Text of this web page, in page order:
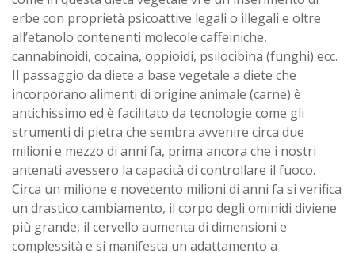
erbe con proprietà psicoattive legali o illegali e oltre
all’etanolo contenenti molecole caffeiniche,
cannabinoidi, cocaina, oppioidi, psilocibina (funghi) ecc.
Il passaggio da diete a base vegetale a diete che
incorporano alimenti di origine animale (carne) è
antichissimo ed è facilitato da tecnologie come gli
strumenti di pietra che sembra avvenire circa due
milioni e mezzo di anni fa, prima ancora che i nostri
antenati avessero la capacità di controllare il fuoco.
Circa un milione e novecento milioni di anni fa si verifica
un drastico cambiamento, il corpo degli ominidi diviene
più grande, il cervello aumenta di dimensioni e
complessità e si manifesta un adattamento a